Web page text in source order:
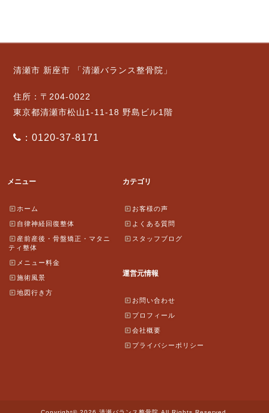
清瀬市 新座市 「清瀬バランス整骨院」
住所：〒204-0022
東京都清瀬市松山1-11-18 野島ビル1階
：0120-37-8171
メニュー
ホーム
自律神経回復整体
産前産後・骨盤矯正・マタニ
ティ整体
メニュー料金
施術風景
地図行き方
カテゴリ
お客様の声
よくある質問
スタッフブログ
運営元情報
お問い合わせ
プロフィール
会社概要
プライバシーポリシー